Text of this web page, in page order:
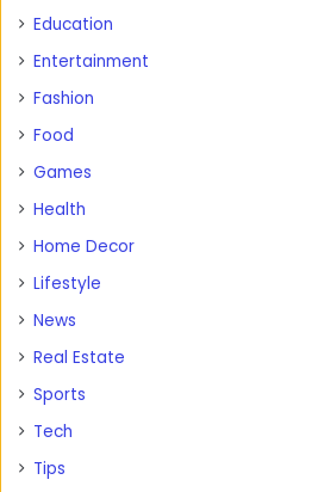
Education
Entertainment
Fashion
Food
Games
Health
Home Decor
Lifestyle
News
Real Estate
Sports
Tech
Tips